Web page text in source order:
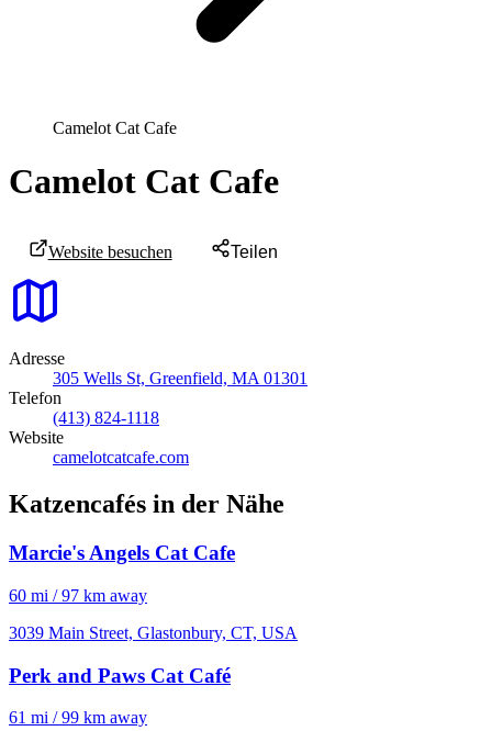
Camelot Cat Cafe
Camelot Cat Cafe
Website besuchen Teilen
Adresse
305 Wells St, Greenfield, MA 01301
Telefon
(413) 824-1118
Website
camelotcatcafe.com
Katzencafés in der Nähe
Marcie's Angels Cat Cafe
60 mi / 97 km away
3039 Main Street, Glastonbury, CT, USA
Perk and Paws Cat Café
61 mi / 99 km away